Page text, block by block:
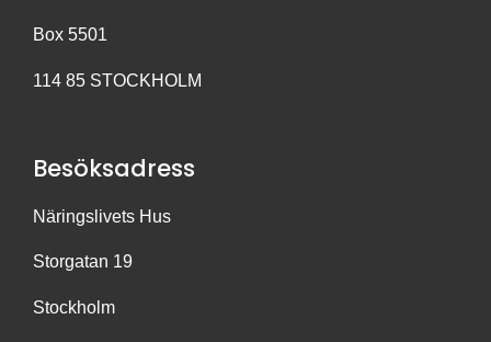
Box 5501
114 85 STOCKHOLM
Besöksadress
Näringslivets Hus
Storgatan 19
Stockholm